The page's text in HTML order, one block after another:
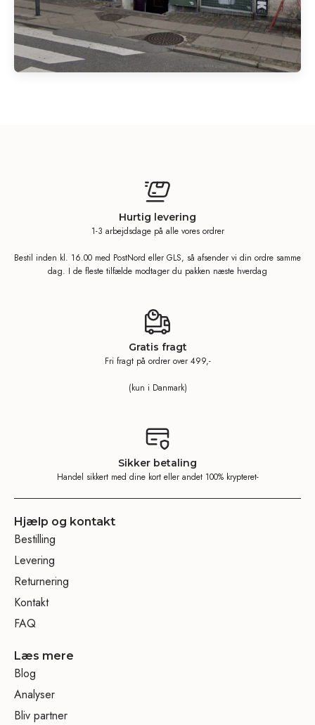
Hurtig levering
1-3 arbejdsdage på alle vores ordrer
Bestil inden kl. 16.00 med PostNord eller GLS, så afsender vi din ordre samme
dag. I de fleste tilfælde modtager du pakken næste hverdag
Gratis fragt
Fri fragt på ordrer over 499,-
(kun i Danmark)
Sikker betaling
Handel sikkert med dine kort eller andet 100% krypteret-
Hjælp og kontakt
Bestilling
Levering
Returnering
Kontakt
FAQ
Læs mere
Blog
Analyser
Bliv partner